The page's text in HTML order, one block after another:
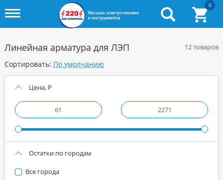
Toggle
0
Линейная арматура для ЛЭП 12 товаров
Сортировать:
Цена, Р
Остатки по городам
Все города